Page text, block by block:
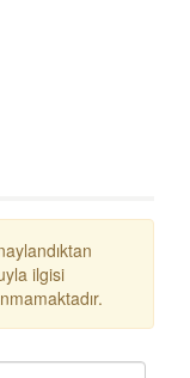
ilgisi